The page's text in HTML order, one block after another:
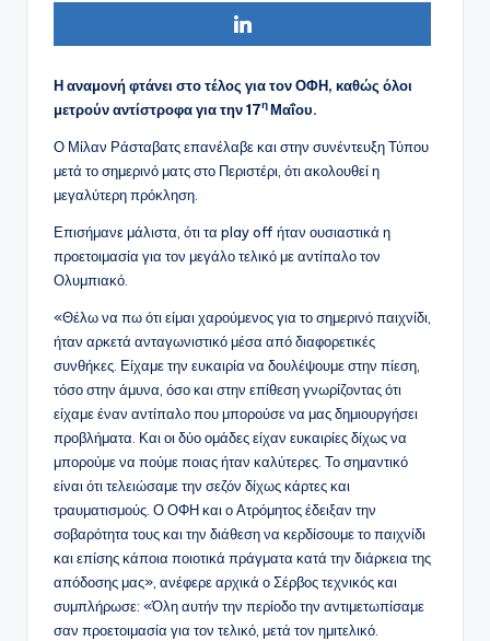
Η αναμονή φτάνει στο τέλος για τον ΟΦΗ, καθώς όλοι
μετρούν αντίστροφα για την 17ηΜαΐου.
Ο Μίλαν Ράσταβατς επανέλαβε και στην συνέντευξη Τύπου
μετά το σημερινό ματς στο Περιστέρι, ότι ακολουθεί η
μεγαλύτερη πρόκληση.
Επισήμανε μάλιστα, ότι τα play off ήταν ουσιαστικά η
προετοιμασία για τον μεγάλο τελικό με αντίπαλο τον
Ολυμπιακό.
«Θέλω να πω ότι είμαι χαρούμενος για το σημερινό παιχνίδι,
ήταν αρκετά ανταγωνιστικό μέσα από διαφορετικές
συνθήκες. Είχαμε την ευκαιρία να δουλέψουμε στην πίεση,
τόσο στην άμυνα, όσο και στην επίθεση γνωρίζοντας ότι
είχαμε έναν αντίπαλο που μπορούσε να μας δημιουργήσει
προβλήματα. Και οι δύο ομάδες είχαν ευκαιρίες δίχως να
μπορούμε να πούμε ποιας ήταν καλύτερες. Το σημαντικό
είναι ότι τελειώσαμε την σεζόν δίχως κάρτες και
τραυματισμούς. Ο ΟΦΗ και ο Ατρόμητος έδειξαν την
σοβαρότητα τους και την διάθεση να κερδίσουμε το παιχνίδι
και επίσης κάποια ποιοτικά πράγματα κατά την διάρκεια της
απόδοσης μας», ανέφερε αρχικά ο Σέρβος τεχνικός και
συμπλήρωσε: «Όλη αυτήν την περίοδο την αντιμετωπίσαμε
σαν προετοιμασία για τον τελικό, μετά τον ημιτελικό.